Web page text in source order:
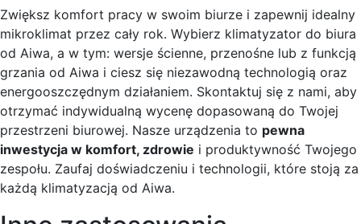
Zwiększ komfort pracy w swoim biurze i zapewnij idealny
mikroklimat przez cały rok. Wybierz klimatyzator do biura
od Aiwa, a w tym: wersje ścienne, przenośne lub z funkcją
grzania od Aiwa i ciesz się niezawodną technologią oraz
energooszczędnym działaniem. Skontaktuj się z nami, aby
otrzymać indywidualną wycenę dopasowaną do Twojej
przestrzeni biurowej. Nasze urządzenia to pewna
inwestycja w komfort, zdrowie i produktywność Twojego
zespołu. Zaufaj doświadczeniu i technologii, które stoją za
każdą klimatyzacją od Aiwa.